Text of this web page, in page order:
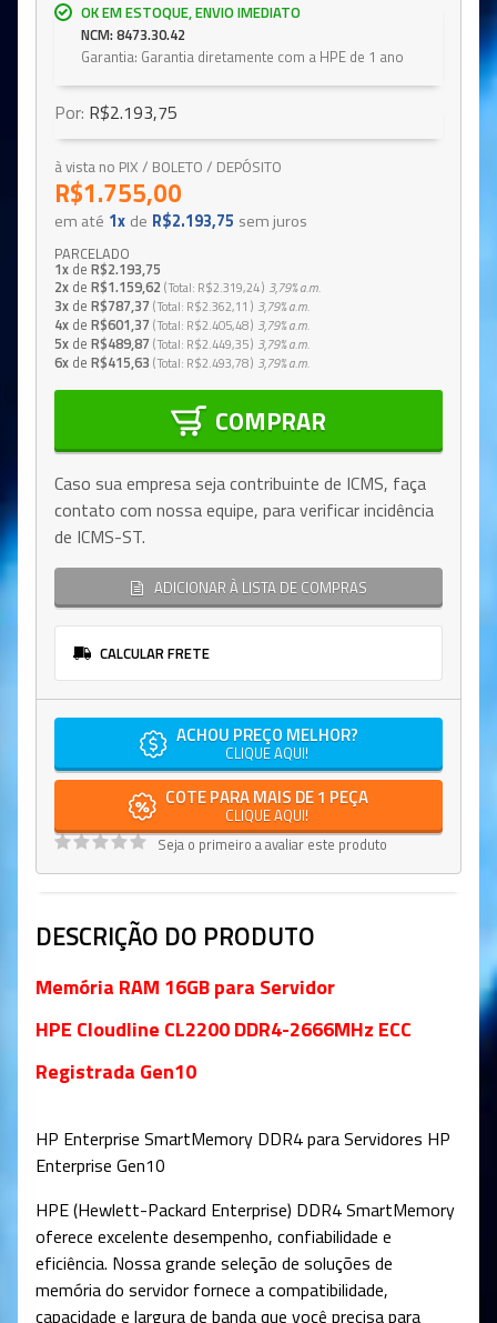
OK EM ESTOQUE, ENVIO IMEDIATO
NCM: 8473.30.42
Garantia: Garantia diretamente com a HPE de 1 ano
Por: R$2.193,75
à vista no PIX / BOLETO / DEPÓSITO
R$1.755,00
em até 1x de R$2.193,75 sem juros
PARCELADO
1x de R$2.193,75
2x de R$1.159,62 Total R$2.319,24 3,79%a.m.
3x de R$787,37 Total R$2.362,11 3,79%a.m.
4x de R$601,37 Total R$2.405,48 3,79%a.m.
5x de R$489,87 Total R$2.449,35 3,79%a.m.
6x de R$415,63 Total R$2.493,78 3,79%a.m.
COMPRAR
Caso sua empresa seja contribuinte de ICMS, faça
contato com nossa equipe, para verificar incidência
de ICMS-ST.
ADICIONAR À LISTA DE COMPRAS
CALCULAR FRETE
ACHOU PREÇO MELHOR?
CLIQUE AQUI!
COTE PARA MAIS DE 1 PEÇA
CLIQUE AQUI!
Seja o primeiro a avaliar este produto
DESCRIÇÃO DO PRODUTO
Memória RAM 16GB para Servidor
HPE Cloudline CL2200 DDR4-2666MHz ECC
Registrada Gen10
HP Enterprise SmartMemory DDR4 para Servidores HP
Enterprise Gen10
HPE (Hewlett-Packard Enterprise) DDR4 SmartMemory
oferece excelente desempenho, confiabilidade e
eficiência. Nossa grande seleção de soluções de
memória do servidor fornece a compatibilidade,
capacidade e largura de banda que você precisa para